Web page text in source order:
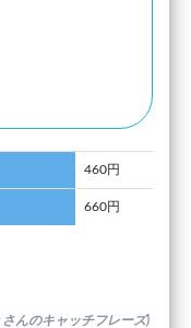
460円
660円
さんのキャッチフレーズ)